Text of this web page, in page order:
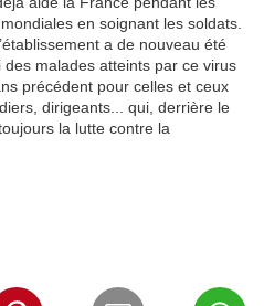
en soignant les soldats.
a de nouveau été
malades atteints par ce virus
précédent pour celles et ceux
dirigeants... qui, derrière le
la lutte contre la